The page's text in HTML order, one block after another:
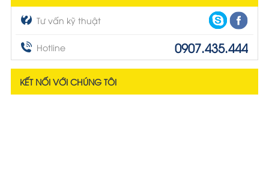
Tư vấn kỹ thuật
Hotline 0907.435.444
KẾT NỐI VỚI CHÚNG TÔI